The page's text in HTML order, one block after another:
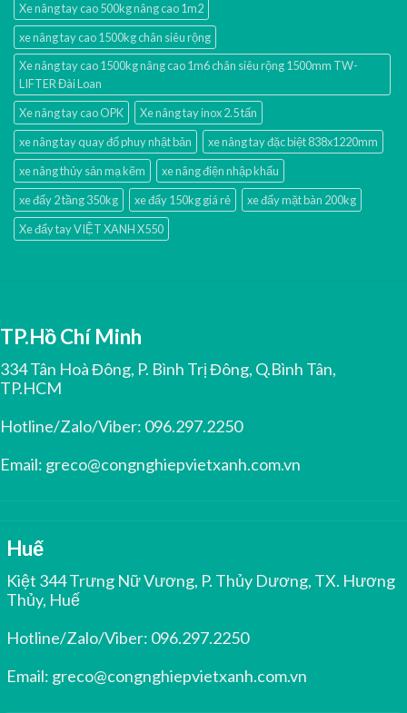
Xe nâng tay cao 500kg nâng cao 1m2
xe nâng tay cao 1500kg chân siêu rộng
Xe nâng tay cao 1500kg nâng cao 1m6 chân siêu rộng 1500mm TW-
LIFTER Đài Loan
Xe nâng tay cao OPK
Xe nâng tay inox 2.5 tấn
xe nâng tay quay đổ phuy nhật bản
xe nâng tay đặc biệt 838x1220mm
xe nâng thủy sản mạ kẽm
xe nâng điện nhập khấu
xe đẩy 2 tầng 350kg
xe đẩy 150kg giá rẻ
xe đẩy mặt bàn 200kg
Xe đẩy tay VIỆT XANH X550
TP.Hồ Chí Minh
334 Tân Hoà Đông, P. Bình Trị Đông, Q.Bình Tân,
TP.HCM
Hotline/Zalo/Viber: 096.297.2250
Email: greco@congnghiepvietxanh.com.vn
Huế
Kiệt 344 Trưng Nữ Vương, P. Thủy Dương, TX. Hương
Thủy, Huế
Hotline/Zalo/Viber: 096.297.2250
Email: greco@congnghiepvietxanh.com.vn